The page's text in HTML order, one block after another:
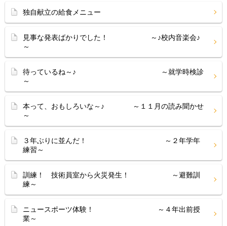
独自献立の給食メニュー
見事な発表ばかりでした！ ～♪校内音楽会♪
～
待っているね～♪ ～就学時検診
～
本って、おもしろいな～♪ ～１１月の読み聞かせ
～
３年ぶりに並んだ！ ～２年学年
練習～
訓練！ 技術員室から火災発生！ ～避難訓
練～
ニュースポーツ体験！ ～４年出前授
業～